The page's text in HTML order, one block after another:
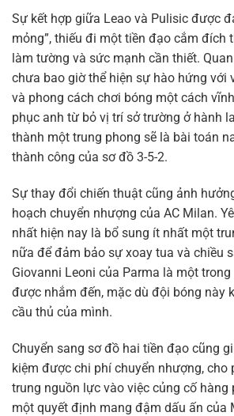
Sự kết hợp giữa Leao và Pulisic được
mỏng”, thiếu đi một tiền đạo cắm đích
làm tường và sức mạnh cần thiết.
chưa bao giờ thể hiện sự hào hứng với
và phong cách chơi bóng một cách
phục anh từ bỏ vị trí sở trường ở hành
thành một trung phong sẽ là bài toán
thành công của sơ đồ 3-5-2.
Sự thay đổi chiến thuật cũng ảnh
hoạch chuyển nhượng của AC Milan.
nhất hiện nay là bổ sung ít nhất một
nữa để đảm bảo sự xoay tua và chiều
Giovanni Leoni của Parma là một
được nhắm đến, mặc dù đội bóng này
cầu thủ của mình.
Chuyển sang sơ đồ hai tiền đạo cũng
kiệm được chi phí chuyển nhượng, cho
trung nguồn lực vào việc củng cố hàng
một quyết định mang đậm dấu ấn của